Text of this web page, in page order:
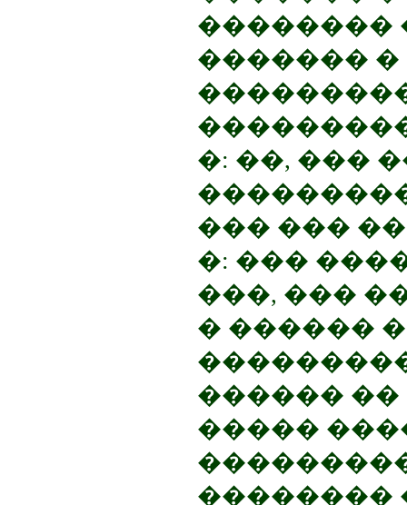
��������
������� �
�: ��, ���
��� ���
�: ���
���, ���
� ������
������
�����
��������